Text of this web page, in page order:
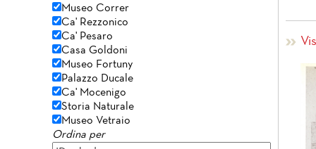
Museo Correr
Ca' Rezzonico
Ca' Pesaro
Casa Goldoni
Museo Fortuny
Palazzo Ducale
Ca' Mocenigo
Storia Naturale
Museo Vetraio
Ordina per